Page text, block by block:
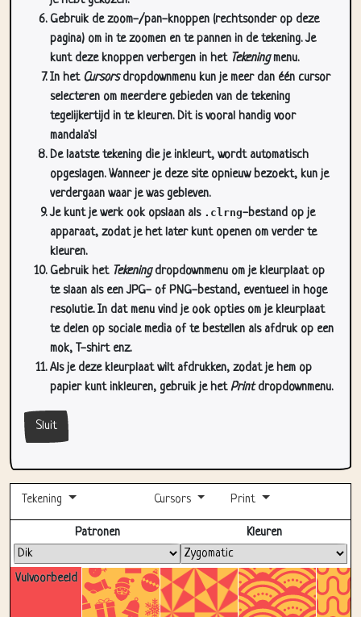
Gebruik de zoom-/pan-knoppen (rechtsonder op deze
pagina) om in te zoomen en te pannen in de tekening. Je
kunt deze knoppen verbergen in het Tekeningmenu.
In het Cursorsdropdownmenu kun je meer dan één cursor
selecteren om meerdere gebieden van de tekening
tegelijkertijd in te kleuren. Dit is vooral handig voor
mandala's!
De laatste tekening die je inkleurt, wordt automatisch
opgeslagen. Wanneer je deze site opnieuw bezoekt, kun je
verdergaan waar je was gebleven.
Je kunt je werk ook opslaan als .clrng-bestand op je
apparaat, zodat je het later kunt openen om verder te
kleuren.
Gebruik het Tekeningdropdownmenu om je kleurplaat op
te slaan als een JPG- of PNG-bestand, eventueel in hoge
resolutie. In dat menu vind je ook opties om je kleurplaat
te delen op sociale media of te bestellen als afdruk op een
mok, T-shirt enz.
Als je deze kleurplaat wilt afdrukken, zodat je hem op
papier kunt inkleuren, gebruik je hetPrintdropdownmenu.
Sluit
Tekening Cursors Print
Volledig scherm
Vulvoorbeeld
Patronen Kleuren